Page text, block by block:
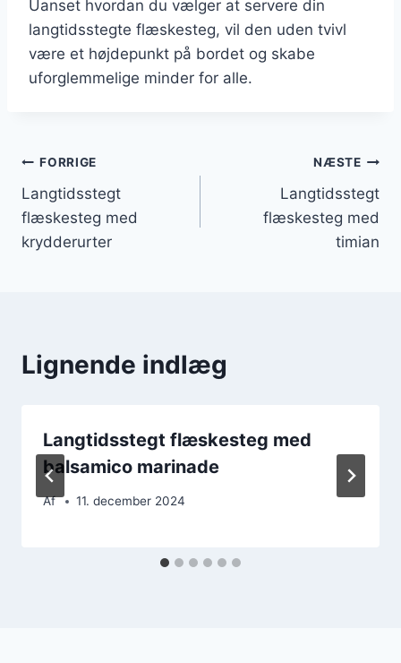
Uanset hvordan du vælger at servere din
langtidsstegte flæskesteg, vil den uden tvivl
være et højdepunkt på bordet og skabe
uforglemmelige minder for alle.
Indlægsnavigation
FORRIGE
Langtidsstegt
flæskesteg med
krydderurter
NÆSTE
Langtidsstegt
flæskesteg med
timian
Lignende indlæg
Langtidsstegt flæskesteg med
balsamico marinade
Af 11. december 2024